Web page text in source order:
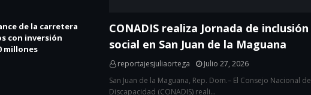
de la carretera
con inversión
millones
CONADIS realiza Jornada de inclusión
social en San Juan de la Maguana
reportajesjuliaortega
Julio 27, 2026
San Juan de la Maguana, Rep. Dom.– El Consejo Nacional de
Discapacidad (CONADIS) reali…